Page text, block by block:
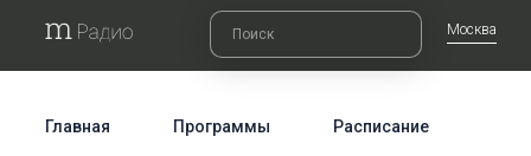
Москва
Главная Программы Расписание